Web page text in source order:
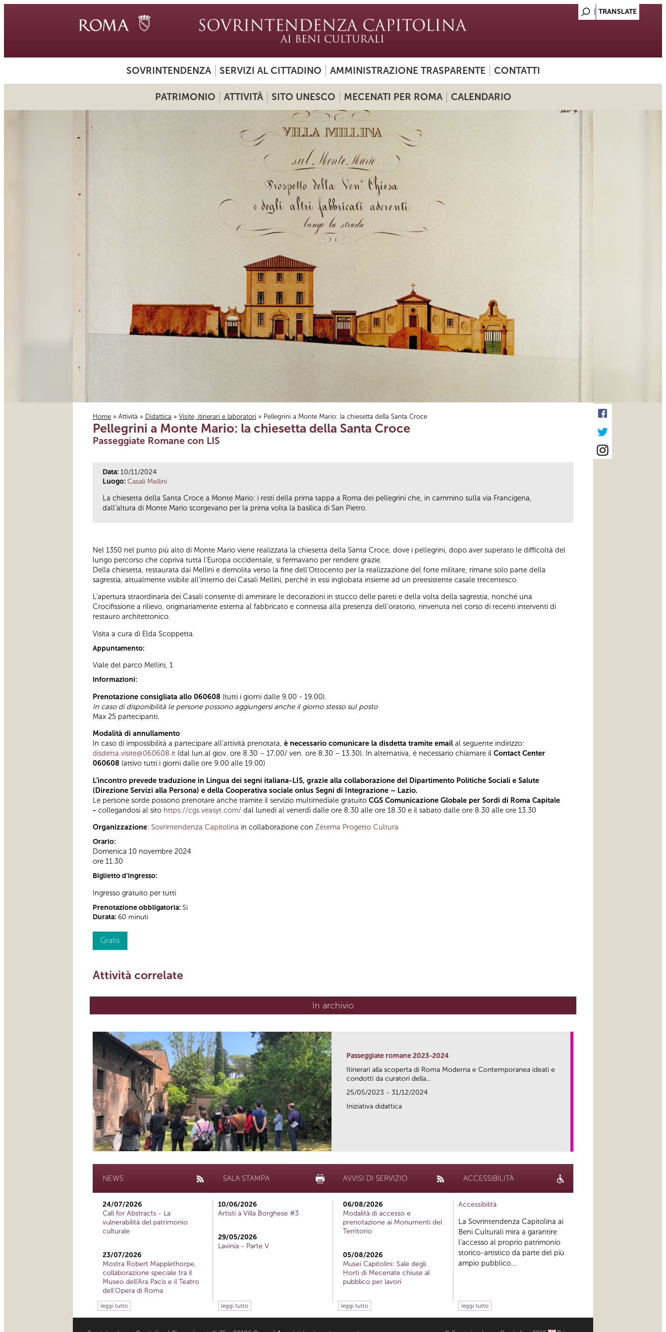
SOVRINTENDENZA SERVIZI AL CITTADINO AMMINISTRAZIONE TRASPARENTE CONTATTI
PATRIMONIO ATTIVITÀ SITO UNESCO MECENATI PER ROMA CALENDARIO
Tu sei qui
Home » Attività » Didattica » Visite, itinerari e laboratori » Pellegrini a Monte Mario: la chiesetta della Santa Croce
Pellegrini a Monte Mario: la chiesetta della Santa Croce
Passeggiate Romane con LIS
Data: 10/11/2024
Luogo: Casali Mellini
La chiesetta della Santa Croce a Monte Mario: i resti della prima tappa a Roma dei pellegrini che, in cammino sulla via Francigena,
dall’altura di Monte Mario scorgevano per la prima volta la basilica di San Pietro.
Nel 1350 nel punto più alto di Monte Mario viene realizzata la chiesetta della Santa Croce, dove i pellegrini, dopo aver superato le difficoltà del
lungo percorso che copriva tutta l’Europa occidentale, si fermavano per rendere grazie.
Della chiesetta, restaurata dai Mellini e demolita verso la fine dell’Ottocento per la realizzazione del forte militare, rimane solo parte della
sagrestia, attualmente visibile all’interno dei Casali Mellini, perché in essi inglobata insieme ad un preesistente casale trecentesco.
L’apertura straordinaria dei Casali consente di ammirare le decorazioni in stucco delle pareti e della volta della sagrestia, nonché una
Crocifissione a rilievo, originariamente esterna al fabbricato e connessa alla presenza dell’oratorio, rinvenuta nel corso di recenti interventi di
restauro architettonico.
Visita a cura di Elda Scoppetta.
Appuntamento:
Viale del parco Mellini, 1
Informazioni:
Prenotazione consigliata allo 060608 (tutti i giorni dalle 9.00 - 19.00).
In caso di disponibilità le persone possono aggiungersi anche il giorno stesso sul posto
Max 25 partecipanti.
Modalità di annullamento
In caso di impossibilità a partecipare all’attività prenotata, è necessario comunicare la disdetta tramite email al seguente indirizzo:
disdetta.visite@060608.it (dal lun.al giov. ore 8.30 – 17.00/ ven. ore 8.30 – 13.30). In alternativa, è necessario chiamare il Contact Center
060608 (attivo tutti i giorni dalle ore 9.00 alle 19.00)
L’incontro prevede traduzione in Lingua dei segni italiana-LIS, grazie alla collaborazione del Dipartimento Politiche Sociali e Salute
(Direzione Servizi alla Persona) e della Cooperativa sociale onlus Segni di Integrazione – Lazio.
Le persone sorde possono prenotare anche tramite il servizio multimediale gratuito CGS Comunicazione Globale per Sordi di Roma Capitale
- collegandosi al sito https://cgs.veasyt.com/ dal lunedì al venerdì dalle ore 8.30 alle ore 18.30 e il sabato dalle ore 8.30 alle ore 13.30
Organizzazione: Sovrintendenza Capitolina in collaborazione con Zètema Progetto Cultura
Orario:
Domenica 10 novembre 2024
ore 11.30
Biglietto d'ingresso:
Ingresso gratuito per tutti
Prenotazione obbligatoria: Sì
Durata: 60 minuti
Gratis
Attività correlate
In archivio
Passeggiate romane 2023-2024
Itinerari alla scoperta di Roma Moderna e Contemporanea ideati e
condotti da curatori della...
25/05/2023 - 31/12/2024
Iniziativa didattica
NEWS
24/07/2026
Call for Abstracts - La
vulnerabilità del patrimonio
culturale
23/07/2026
Mostra Robert Mapplethorpe,
collaborazione speciale tra il
Museo dell'Ara Pacis e il Teatro
dell'Opera di Roma
leggi tutto
SALA STAMPA
10/06/2026
Artisti a Villa Borghese #3
29/05/2026
Lavinia - Parte V
leggi tutto
AVVISI DI SERVIZIO
06/08/2026
Modalità di accesso e
prenotazione ai Monumenti del
Territorio
05/08/2026
Musei Capitolini: Sale degli
Horti di Mecenate chiuse al
pubblico per lavori
leggi tutto
ACCESSIBILITÀ
Accessibilità
La Sovrintendenza Capitolina ai
Beni Culturali mira a garantire
l’accesso al proprio patrimonio
storico-artistico da parte del più
ampio pubblico...
leggi tutto